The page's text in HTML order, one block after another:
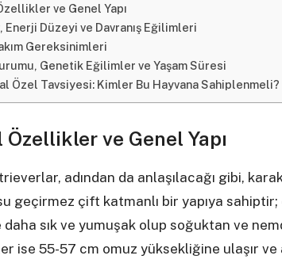
ve Genel Yapı
Enerji Düzeyi ve Davranış Eğilimleri
Gereksinimleri
Genetik Eğilimler ve Yaşam Süresi
Özel Tavsiyesi: Kimler Bu Hayvana Sahiplenmeli?
ve Genel Yapı
adından da anlaşılacağı gibi,
geçirmez çift katmanlı bir yapıya sahiptir;
daha sık ve yumuşak olup soğuktan ve
ise 55-57 cm omuz yüksekliğine ulaşır ve